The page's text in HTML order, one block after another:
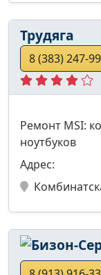
Трудяга
8 (383) 247-
Ремонт MSI:
ноутбуков
Адрес: